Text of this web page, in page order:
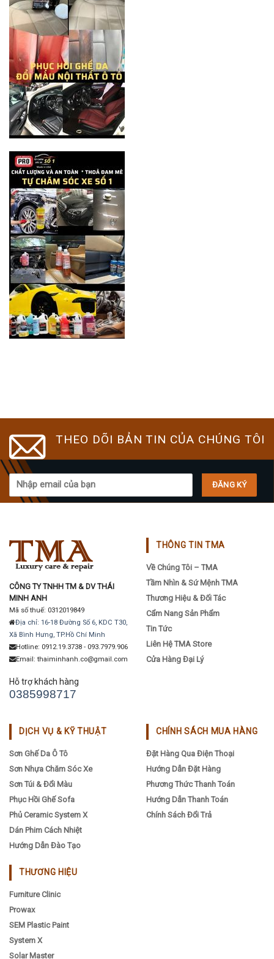
THEO DÕI BẢN TIN CỦA CHÚNG TÔI
CÔNG TY TNHH TM & DV THÁI
MINH ANH
Mã số thuế: 0312019849
Địa chỉ: 16-18 Đường Số 6, KDC T30,
Xã Bình Hưng, TP.Hồ Chí Minh
Hotline: 0912.19.3738 - 093.7979.906
Email: thaiminhanh.co@gmail.com
Hỗ trợ khách hàng
0385998717
THÔNG TIN TMA
Về Chúng Tôi – TMA
Tầm Nhìn & Sứ Mệnh TMA
Thương Hiệu & Đối Tác
Cẩm Nang Sản Phẩm
Tin Tức
Liên Hệ TMA Store
Cửa Hàng Đại Lý
DỊCH VỤ & KỸ THUẬT
Sơn Ghế Da Ô Tô
Sơn Nhựa Chăm Sóc Xe
Sơn Túi & Đổi Màu
Phục Hồi Ghế Sofa
Phủ Ceramic System X
Dán Phim Cách Nhiệt
Hướng Dẫn Đào Tạo
CHÍNH SÁCH MUA HÀNG
Đặt Hàng Qua Điện Thoại
Hướng Dẫn Đặt Hàng
Phương Thức Thanh Toán
Hướng Dẫn Thanh Toán
Chính Sách Đổi Trả
THƯƠNG HIỆU
Furniture Clinic
Prowax
SEM Plastic Paint
System X
Solar Master